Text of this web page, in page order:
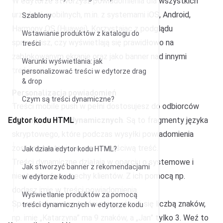
Szablony
Wstawianie produktów z katalogu do
treści
Warunki wyświetlania: jak
personalizować treści w edytorze drag
& drop
Czym są treści dynamiczne?
Edytor kodu HTML
Jak działa edytor kodu HTML?
Jak stworzyć banner z rekomendacjami
w edytorze kodu
Wyświetlanie produktów za pomocą
treści dynamicznych w edytorze kodu
urządzeń mobilnych, m.in. z systemami iOS, Android,
Harmony OS (Huawei). Korzystając z podglądu
sprawdzisz, czy wyświetlają się prawidłowo na
zablokowanym ekranie oraz jako banner nad innymi
treściami.
Treści mobile push w pełni dostosujesz do odbiorców
używająctreści dynamicznych
. Są to fragmenty języka
skryptowego, które podczas wysyłki powiadomienia
zostaną zastąpione przez właściwą treść.
Treści dynamiczne działają w oparciu o systemowe i
niestandardowe cechy klientów. Z ich pomocą np.
dodasz imię w treści powiadomienia.
Spersonalizowane treści mogą różnić się liczbą znaków,
np. imię „Katarzyna” ma 9 znaków, a „Jan” tylko 3. Weź to